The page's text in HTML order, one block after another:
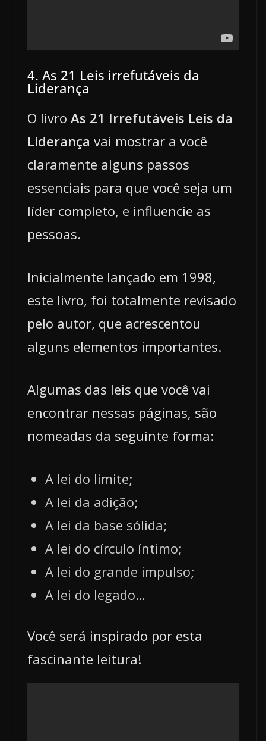
4. As 21 Leis irrefutáveis da
Liderança
O livro As 21 Irrefutáveis Leis da
Liderança vai mostrar a você
claramente alguns passos
essenciais para que você seja um
líder completo, e influencie as
pessoas.
Inicialmente lançado em 1998,
este livro, foi totalmente revisado
pelo autor, que acrescentou
alguns elementos importantes.
Algumas das leis que você vai
encontrar nessas páginas, são
nomeadas da seguinte forma:
A lei do limite;
A lei da adição;
A lei da base sólida;
A lei do círculo íntimo;
A lei do grande impulso;
A lei do legado…
Você será inspirado por esta
fascinante leitura!